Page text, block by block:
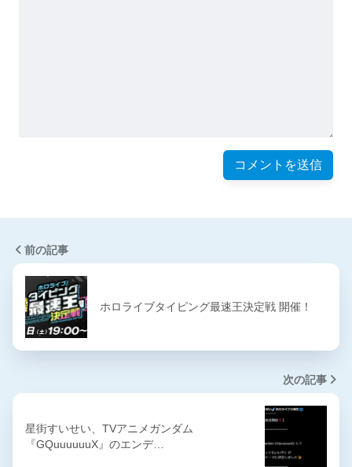
前の記事
ホロライブタイピング最速王決定戦 開催！
次の記事
星街すいせい、TVアニメガンダム
『GQuuuuuuX』のエンデ…